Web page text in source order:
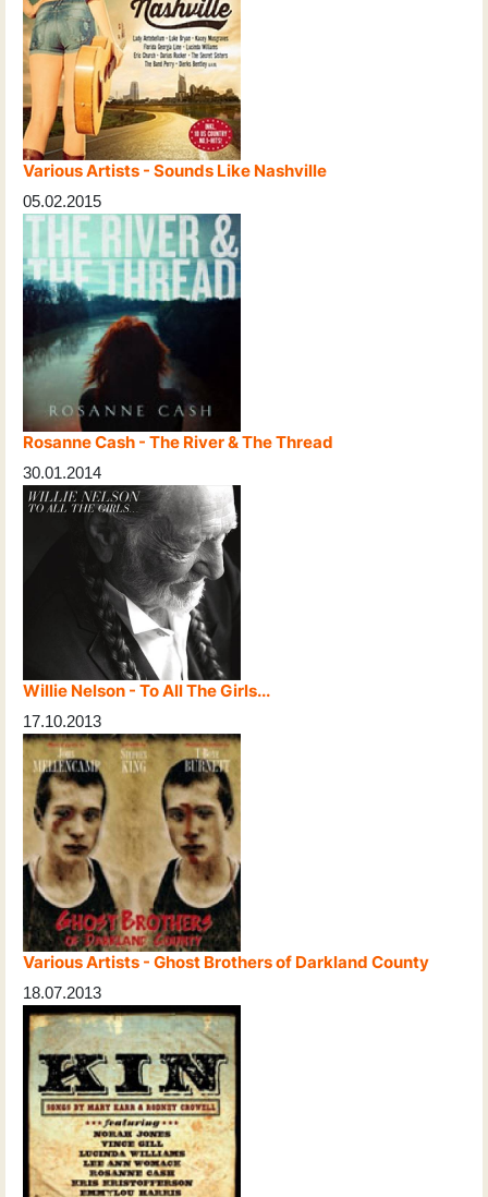
Various Artists - Sounds Like Nashville
05.02.2015
Rosanne Cash - The River & The Thread
30.01.2014
Willie Nelson - To All The Girls...
17.10.2013
Various Artists - Ghost Brothers of Darkland County
18.07.2013